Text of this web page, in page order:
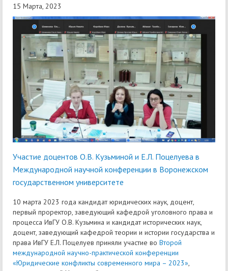
15 Марта, 2023
Участие доцентов О.В. Кузьминой и Е.Л. Поцелуева в
Международной научной конференции в Воронежском
государственном университете
10 марта 2023 года кандидат юридических наук, доцент,
первый проректор, заведующий кафедрой уголовного права и
процесса ИвГУ О.В. Кузьмина и кандидат исторических наук,
доцент, заведующий кафедрой теории и истории государства и
права ИвГУ Е.Л. Поцелуев приняли участие во Второй
международной научно-практической конференции
«Юридические конфликты современного мира – 2023»,